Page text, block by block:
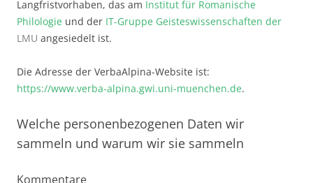
Langfristvorhaben, das am Institut für Romanische
Philologie und der IT-Gruppe Geisteswissenschaften der
LMU angesiedelt ist.
Die Adresse der VerbaAlpina-Website ist:
https://www.verba-alpina.gwi.uni-muenchen.de.
Welche personenbezogenen Daten wir
sammeln und warum wir sie sammeln
Kommentare